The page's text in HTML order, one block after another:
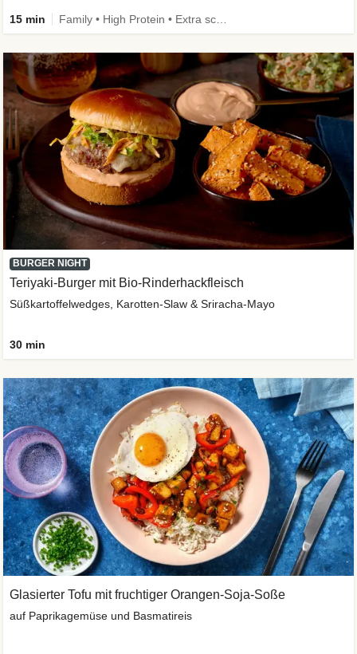
15 min
BURGER NIGHT
Teriyaki-Burger mit Bio-Rinderhackfleisch
Süßkartoffelwedges, Karotten-Slaw & Sriracha-Mayo
30 min
Glasierter Tofu mit fruchtiger Orangen-Soja-Soße
auf Paprikagemüse und Basmatireis